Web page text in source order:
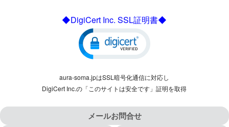
◆DigiCert Inc. SSL証明書◆
aura-soma.jpはSSL暗号化通信に対応し
DigiCert Inc.の「このサイトは安全です」証明を取得
メールお問合せ